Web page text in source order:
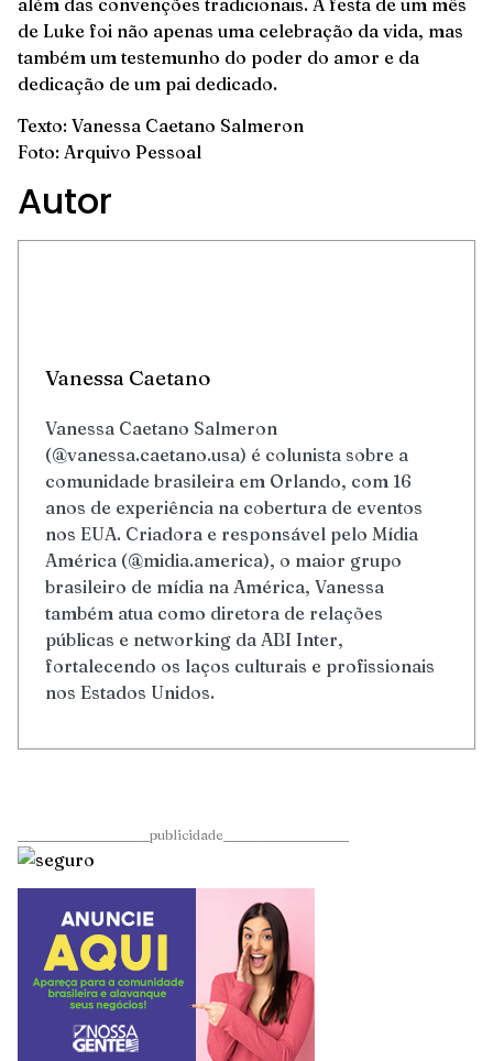
de Luke foi não apenas uma celebração da vida, mas
também um testemunho do poder do amor e da
dedicação de um pai dedicado.
Texto: Vanessa Caetano Salmeron
Foto: Arquivo Pessoal
Autor
Vanessa Caetano
Vanessa Caetano Salmeron
(@vanessa.caetano.usa) é colunista sobre a
comunidade brasileira em Orlando, com 16
anos de experiência na cobertura de eventos
nos EUA. Criadora e responsável pelo Mídia
América (@midia.america), o maior grupo
brasileiro de mídia na América, Vanessa
também atua como diretora de relações
públicas e networking da ABI Inter,
fortalecendo os laços culturais e profissionais
nos Estados Unidos.
____________________publicidade___________________